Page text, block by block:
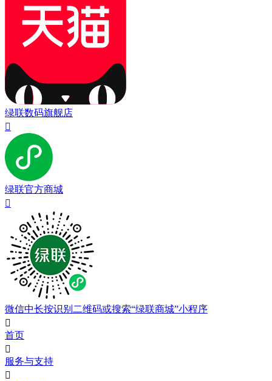
绿联数码旗舰店

绿联官方商城

微信中长按识别二维码或搜索“绿联商城”小程序

首页

服务与支持
